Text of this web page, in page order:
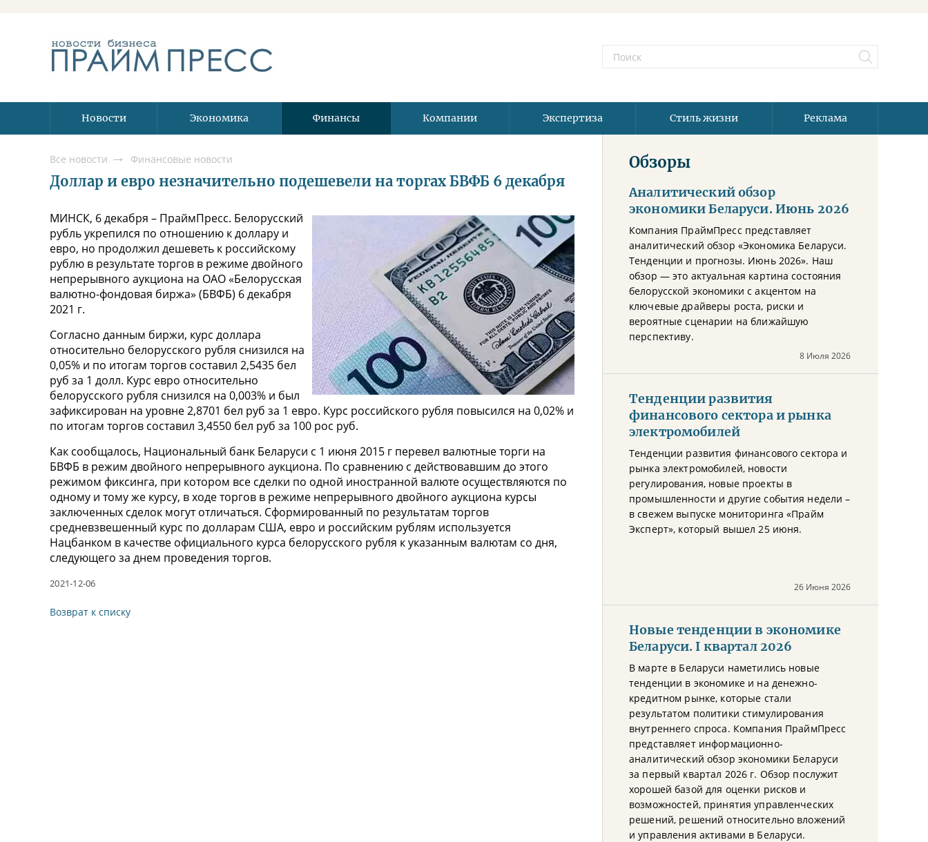
Новости Экономика Финансы Компании Экспертиза Стиль жизни Реклама
Все новости Финансовые новости
Доллар и евро незначительно подешевели на торгах БВФБ 6 декабря
МИНСК, 6 декабря – ПраймПресс. Белорусский
рубль укрепился по отношению к доллару и
евро, но продолжил дешеветь к российскому
рублю в результате торгов в режиме двойного
непрерывного аукциона на ОАО «Белорусская
валютно-фондовая биржа» (БВФБ) 6 декабря
2021 г.
Согласно данным биржи, курс доллара
относительно белорусского рубля снизился на
0,05% и по итогам торгов составил 2,5435 бел
руб за 1 долл. Курс евро относительно
белорусского рубля снизился на 0,003% и был
зафиксирован на уровне 2,8701 бел руб за 1 евро. Курс российского рубля повысился на 0,02% и
по итогам торгов составил 3,4550 бел руб за 100 рос руб.
Как сообщалось, Национальный банк Беларуси с 1 июня 2015 г перевел валютные торги на
БВФБ в режим двойного непрерывного аукциона. По сравнению с действовавшим до этого
режимом фиксинга, при котором все сделки по одной иностранной валюте осуществляются по
одному и тому же курсу, в ходе торгов в режиме непрерывного двойного аукциона курсы
заключенных сделок могут отличаться. Сформированный по результатам торгов
средневзвешенный курс по долларам США, евро и российским рублям используется
Нацбанком в качестве официального курса белорусского рубля к указанным валютам со дня,
следующего за днем проведения торгов.
2021-12-06
Возврат к списку
Обзоры
Аналитический обзор
экономики Беларуси. Июнь 2026
Компания ПраймПресс представляет
аналитический обзор «Экономика Беларуси.
Тенденции и прогнозы. Июнь 2026». Наш
обзор — это актуальная картина состояния
белорусской экономики с акцентом на
ключевые драйверы роста, риски и
вероятные сценарии на ближайшую
перспективу.
8 Июля 2026
Тенденции развития
финансового сектора и рынка
электромобилей
Тенденции развития финансового сектора и
рынка электромобилей, новости
регулирования, новые проекты в
промышленности и другие события недели –
в свежем выпуске мониторинга «Прайм
Эксперт», который вышел 25 июня.
26 Июня 2026
Новые тенденции в экономике
Беларуси. I квартал 2026
В марте в Беларуси наметились новые
тенденции в экономике и на денежно-
кредитном рынке, которые стали
результатом политики стимулирования
внутреннего спроса. Компания ПраймПресс
представляет информационно-
аналитический обзор экономики Беларуси
за первый квартал 2026 г. Обзор послужит
хорошей базой для оценки рисков и
возможностей, принятия управленческих
решений, решений относительно вложений
и управления активами в Беларуси.